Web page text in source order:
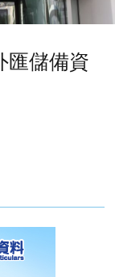
匯儲備資